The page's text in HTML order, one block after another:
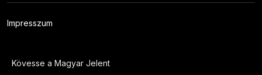
Impresszum
Kövesse a Magyar Jelent